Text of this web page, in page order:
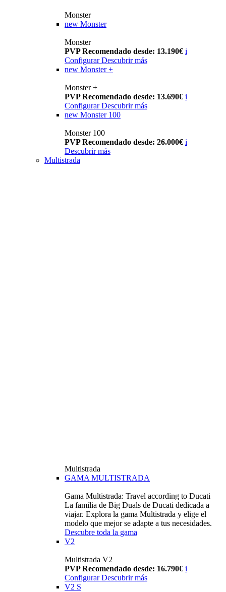
Monster
new Monster
Monster
PVP Recomendado desde: 13.190€ i
Configurar Descubrir más
new Monster +
Monster +
PVP Recomendado desde: 13.690€ i
Configurar Descubrir más
new Monster 100
Monster 100
PVP Recomendado desde: 26.000€ i
Descubrir más
Multistrada
Multistrada
GAMA MULTISTRADA
Gama Multistrada: Travel according to Ducati
La familia de Big Duals de Ducati dedicada a
viajar. Explora la gama Multistrada y elige el
modelo que mejor se adapte a tus necesidades.
Descubre toda la gama
V2
Multistrada V2
PVP Recomendado desde: 16.790€ i
Configurar Descubrir más
V2 S